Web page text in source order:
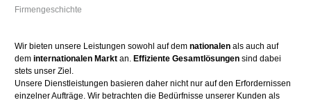
Firmengeschichte
Wir bieten unsere Leistungen sowohl auf dem nationalen als auch auf
dem internationalen Markt an. Effiziente Gesamtlösungen sind dabei
stets unser Ziel.
Unsere Dienstleistungen basieren daher nicht nur auf den Erfordernissen
einzelner Aufträge. Wir betrachten die Bedürfnisse unserer Kunden als